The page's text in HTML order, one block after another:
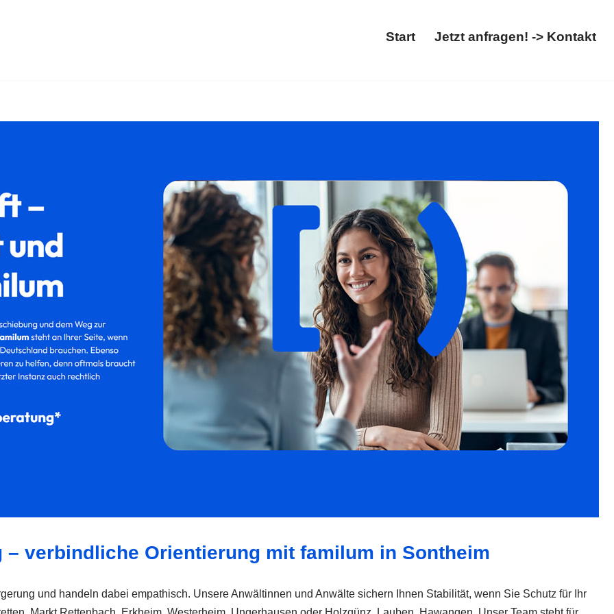
Start Jetzt anfragen! -> Kontakt
für Sontheim bei 𝐟𝐚𝐦𝐢𝐥𝐮𝐦, Ihr Rechtsanwalt. Maßgeschneiderte Lösungen für Sie ✉.
verbindliche Orientierung mit familum in Sontheim
und handeln dabei empathisch. Unsere Anwältinnen und Anwälte sichern Ihnen Stabilität, wenn Sie Schutz für Ihr